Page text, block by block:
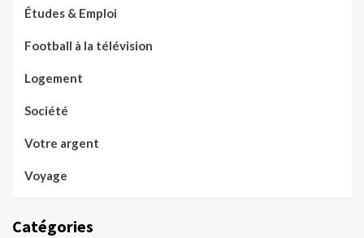
Études & Emploi
Football à la télévision
Logement
Société
Votre argent
Voyage
Catégories